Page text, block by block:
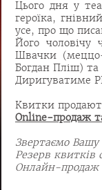
Цього дня у
героїка,
усе, про що
Його чоловічу
Швачки
Богдан Пліш) та
Диригуватиме
Квитки
Online-продаж
Звертаємо Вашу
Резерв
Онлайн-продаж